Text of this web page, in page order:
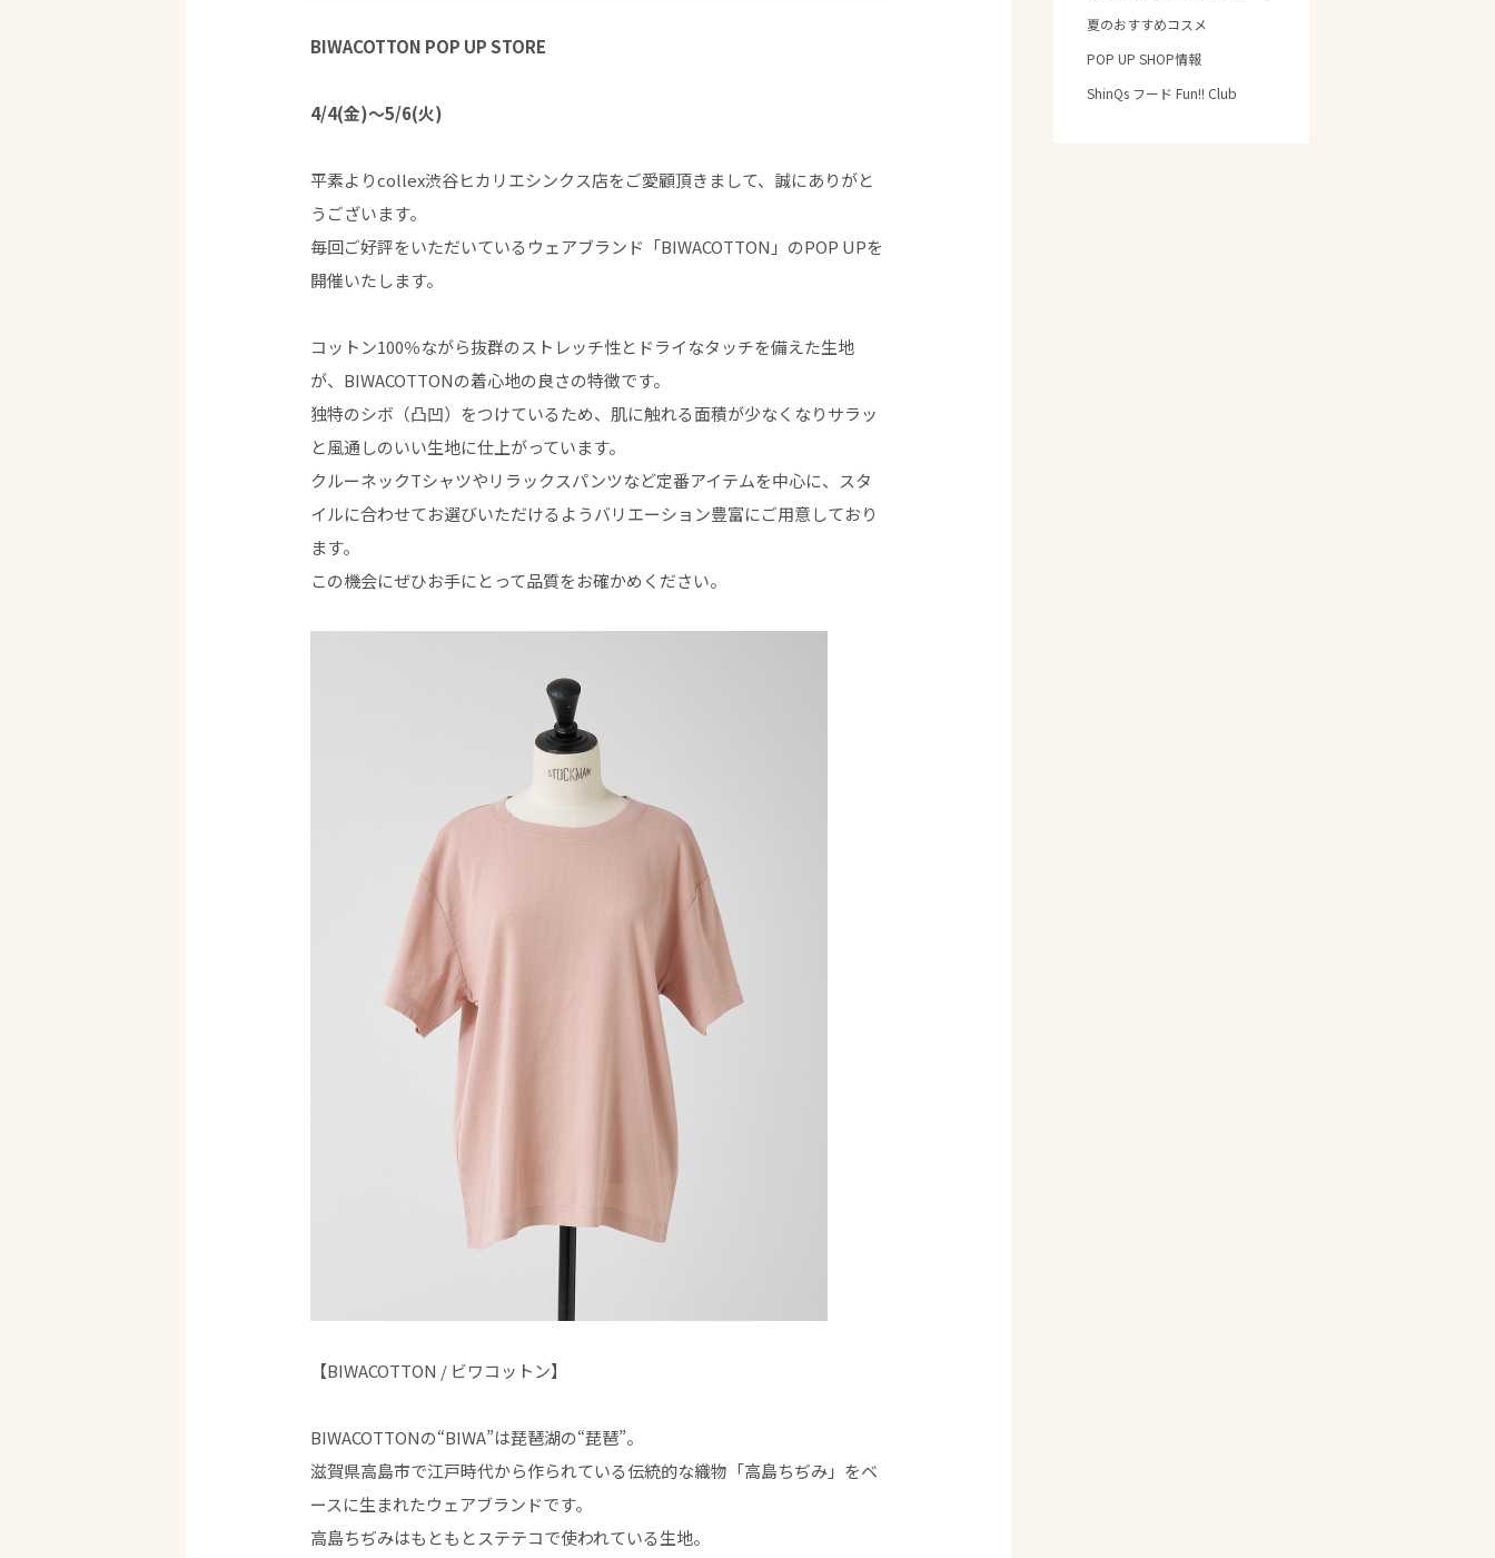
BIWACOTTON POP UP STORE
4/4(金)～5/6(火)
平素よりcollex渋谷ヒカリエシンクス店をご愛顧頂きまして、誠にありがと
うございます。
毎回ご好評をいただいているウェアブランド「BIWACOTTON」のPOP UPを
開催いたします。
コットン100％ながら抜群のストレッチ性とドライなタッチを備えた生地
が、BIWACOTTONの着心地の良さの特徴です。
独特のシボ（凸凹）をつけているため、肌に触れる面積が少なくなりサラッ
と風通しのいい生地に仕上がっています。
クルーネックTシャツやリラックスパンツなど定番アイテムを中心に、スタ
イルに合わせてお選びいただけるようバリエーション豊富にご用意しており
ます。
この機会にぜひお手にとって品質をお確かめください。
【BIWACOTTON / ビワコットン】
BIWACOTTONの“BIWA”は琵琶湖の“琵琶”。
滋賀県高島市で江戸時代から作られている伝統的な織物「高島ちぢみ」をベ
ースに生まれたウェアブランドです。
高島ちぢみはもともとステテコで使われている生地。
夏のおすすめコスメ
POP UP SHOP情報
ShinQs フード Fun!! Club